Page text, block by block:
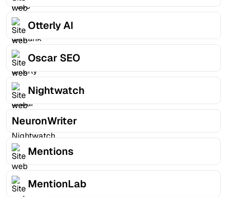
Otterly AI
Oscar SEO
Nightwatch
NeuronWriter
Mentions
MentionLab